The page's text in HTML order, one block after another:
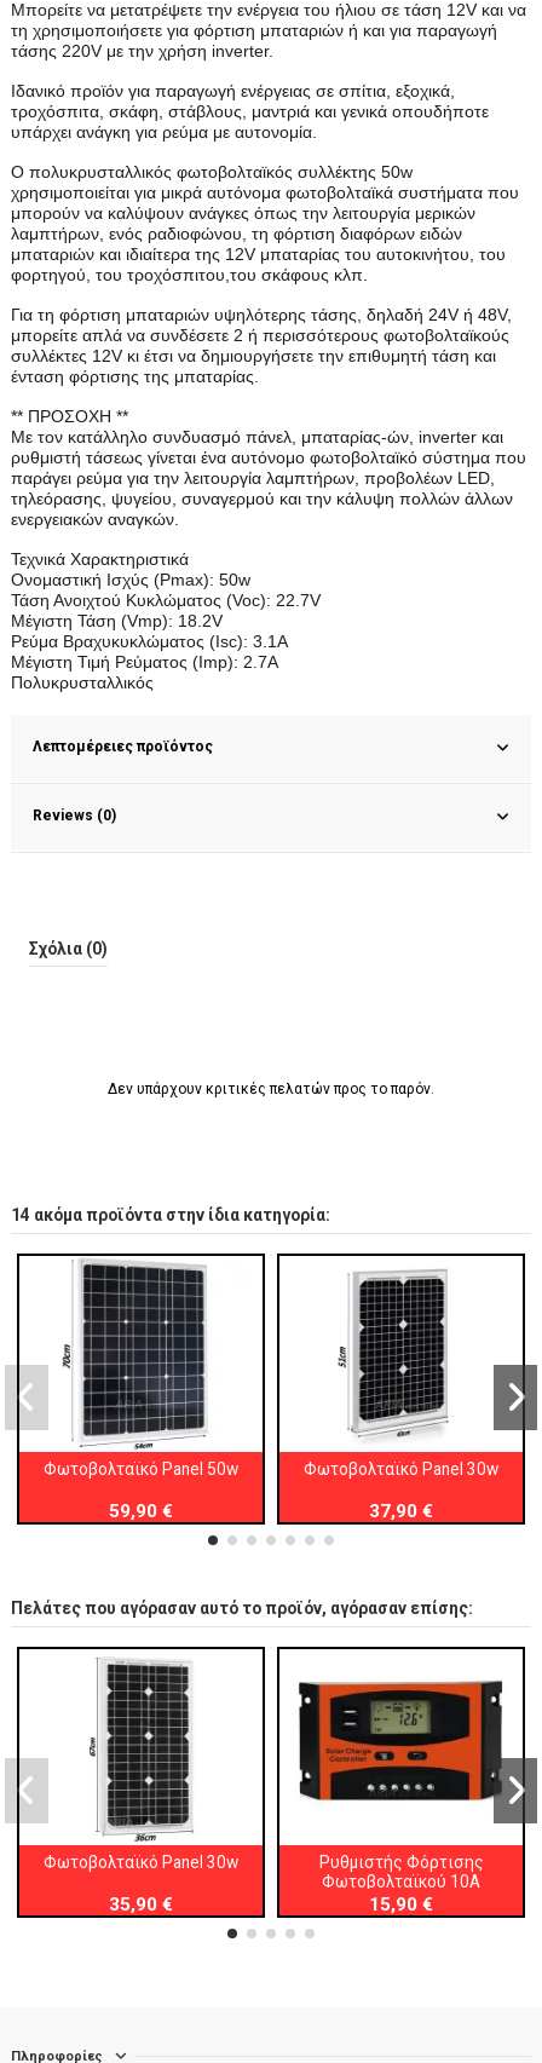
Μπορείτε να μετατρέψετε την ενέργεια του ήλιου σε τάση 12V και να
τη χρησιμοποιήσετε για φόρτιση μπαταριών ή και για παραγωγή
τάσης 220V με την χρήση inverter.
Ιδανικό προϊόν για παραγωγή ενέργειας σε σπίτια, εξοχικά,
τροχόσπιτα, σκάφη, στάβλους, μαντριά και γενικά οπουδήποτε
υπάρχει ανάγκη για ρεύμα με αυτονομία.
Ο πολυκρυσταλλικός φωτοβολταϊκός συλλέκτης 50w
χρησιμοποιείται για μικρά αυτόνομα φωτοβολταϊκά συστήματα που
μπορούν να καλύψουν ανάγκες όπως την λειτουργία μερικών
λαμπτήρων, ενός ραδιοφώνου, τη φόρτιση διαφόρων ειδών
μπαταριών και ιδιαίτερα της 12V μπαταρίας του αυτοκινήτου, του
φορτηγού, του τροχόσπιτου,του σκάφους κλπ.
Για τη φόρτιση μπαταριών υψηλότερης τάσης, δηλαδή 24V ή 48V,
μπορείτε απλά να συνδέσετε 2 ή περισσότερους φωτοβολταϊκούς
συλλέκτες 12V κι έτσι να δημιουργήσετε την επιθυμητή τάση και
ένταση φόρτισης της μπαταρίας.
** ΠΡΟΣΟΧΗ **
Με τον κατάλληλο συνδυασμό πάνελ, μπαταρίας-ών, inverter και
ρυθμιστή τάσεως γίνεται ένα αυτόνομο φωτοβολταϊκό σύστημα που
παράγει ρεύμα για την λειτουργία λαμπτήρων, προβολέων LED,
τηλεόρασης, ψυγείου, συναγερμού και την κάλυψη πολλών άλλων
ενεργειακών αναγκών.
Τεχνικά Χαρακτηριστικά
Ονομαστική Ισχύς (Pmax): 50w
Τάση Ανοιχτού Κυκλώματος (Voc): 22.7V
Mέγιστη Τάση (Vmp): 18.2V
Ρεύμα Βραχυκυκλώματος (Isc): 3.1A
Μέγιστη Τιμή Ρεύματος (Imp): 2.7A
Πολυκρυσταλλικός
Λεπτομέρειες προϊόντος
Reviews (0)
Σχόλια (0)
Δεν υπάρχουν κριτικές πελατών προς το παρόν.
14 ακόμα προϊόντα στην ίδια κατηγορία:
Φωτοβολταϊκό Panel 50w
59,90 €
Φωτοβολταϊκό Panel 30w
37,90 €
Πελάτες που αγόρασαν αυτό το προϊόν, αγόρασαν επίσης:
Φωτοβολταϊκό Panel 30w
35,90 €
Ρυθμιστής Φόρτισης
Φωτοβολταϊκού 10A
15,90 €
Πληροφορίες